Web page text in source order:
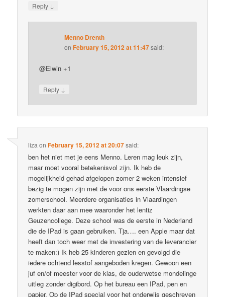
Reply ↓
Menno Drenth
onFebruary 15, 2012 at 11:47said:
@Elwin +1
Reply ↓
liza onFebruary 15, 2012 at 20:07said:
ben het niet met je eens Menno. Leren mag leuk zijn,
maar moet vooral betekenisvol zijn. Ik heb de
mogelijkheid gehad afgelopen zomer 2 weken intensief
bezig te mogen zijn met de voor ons eerste Vlaardingse
zomerschool. Meerdere organisaties in Vlaardingen
werkten daar aan mee waaronder het lentiz
Geuzencollege. Deze school was de eerste in Nederland
die de IPad is gaan gebruiken. Tja…. een Apple maar dat
heeft dan toch weer met de investering van de leverancier
te maken:) Ik heb 25 kinderen gezien en gevolgd die
iedere ochtend lesstof aangeboden kregen. Gewoon een
juf en/of meester voor de klas, de ouderwetse mondelinge
uitleg zonder digibord. Op het bureau een IPad, pen en
papier. Op de IPad special voor het onderwijs geschreven